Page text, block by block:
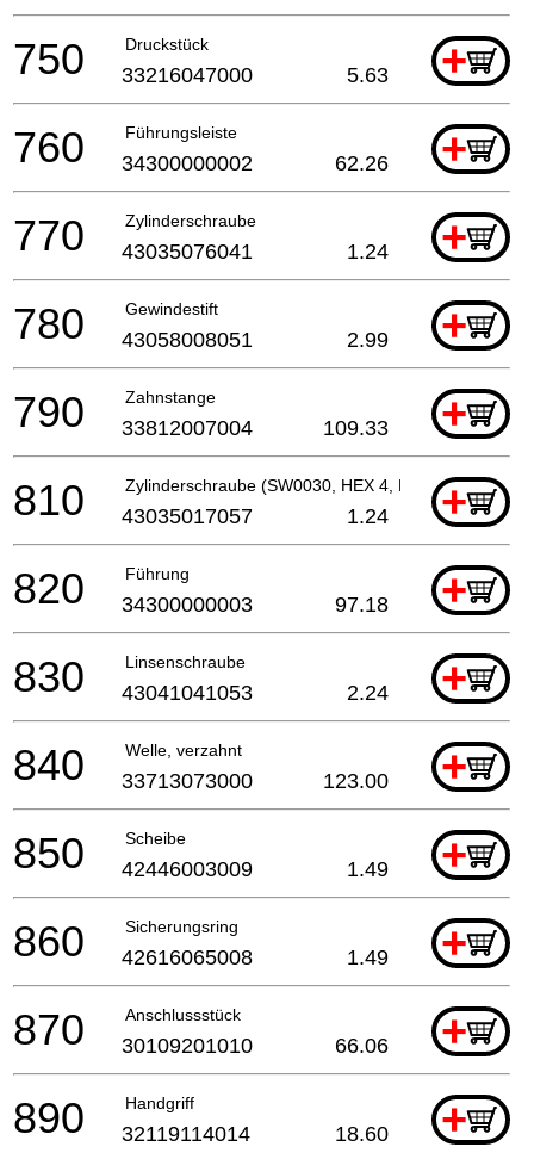
Druckstück +
750 33216047000 5.63
Führungsleiste +
760 34300000002 62.26
Zylinderschraube +
770 43035076041 1.24
Gewindestift +
780 43058008051 2.99
Zahnstange +
790 33812007004 109.33
Zylinderschraube (SW0030, HEX 4, M 5, L 20 MM)
+
810 43035017057 1.24
Führung +
820 34300000003 97.18
Linsenschraube +
830 43041041053 2.24
Welle, verzahnt +
840 33713073000 123.00
Scheibe +
850 42446003009 1.49
Sicherungsring +
860 42616065008 1.49
Anschlussstück +
870 30109201010 66.06
Handgriff +
890 32119114014 18.60